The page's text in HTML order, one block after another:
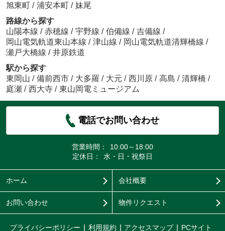
旭東町 / 浦安本町 / 妹尾
路線から探す
山陽本線 / 赤穂線 / 宇野線 / 伯備線 / 吉備線 /
岡山電気軌道東山本線 / 津山線 / 岡山電気軌道清輝橋線 /
瀬戸大橋線 / 井原鉄道
駅から探す
東岡山 / 備前西市 / 大多羅 / 大元 / 西川原 / 高島 / 清輝橋 /
庭瀬 / 西大寺 / 東山岡電ミュージアム
電話でお問い合わせ
営業時間：
10:00～18:00
定休日：
水・日・祝祭日
ホーム 会社概要
お問い合わせ 物件リクエスト
プライバシーポリシー 利用規約 アクセスマップ PCサイト